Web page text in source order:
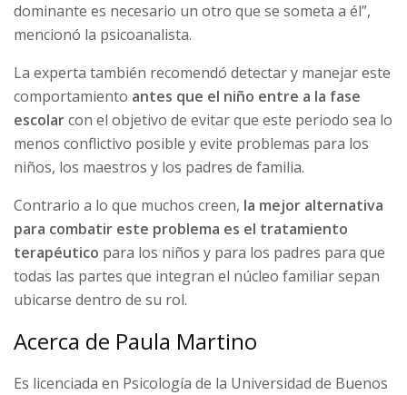
dominante es necesario un otro que se someta a él”,
mencionó la psicoanalista.
La experta también recomendó detectar y manejar este
comportamiento antes que el niño entre a la fase
escolarcon el objetivo de evitar que este periodo sea lo
menos conflictivo posible y evite problemas para los
niños, los maestros y los padres de familia.
Contrario a lo que muchos creen, la mejor alternativa
para combatir este problema es el tratamiento
terapéutico para los niños y para los padres para que
todas las partes que integran el núcleo familiar sepan
ubicarse dentro de su rol.
Acerca de Paula Martino
Es licenciada en Psicología de la Universidad de Buenos